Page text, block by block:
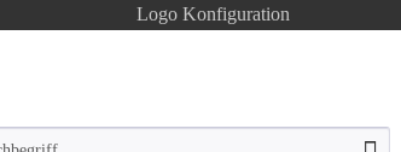
Logo Konfiguration